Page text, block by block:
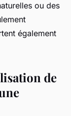
ou des
également
de